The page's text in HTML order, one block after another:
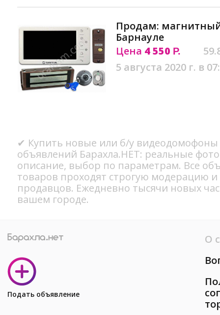
Продам:
Барнауле
Цена 4 550 Р.
5 августа 2020 г. в
✔ Купить новые или б/у видеодомофоны
объявлений Барахла.НЕТ: реальные
описание, выбор по параметрам. Все
товаров проходят строгую модерацию
продавцов. Ежедневно тысячи новых
вашем городе.
Подать объявление
О